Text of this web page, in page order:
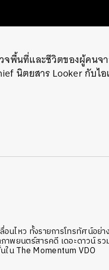
จพื้นที่และชีวิตของผู้คนจ
นิตยสาร Looker กับไ
อนไหว ทั้งรายการโทรทัศน์อ
ภาพยนตร์สารคดี เดอะดาวน์
น The Momentum VDO